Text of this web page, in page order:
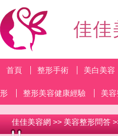
佳佳
首頁 整形手術 美白美容
形 整形美容健康經驗 美
佳佳美容網 >> 美容整形問答